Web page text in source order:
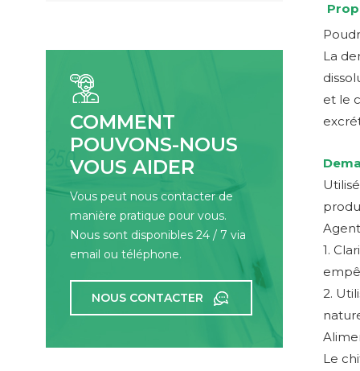
La
et le
1.
2.
Le
COMMENT
POUVONS-NOUS
VOUS AIDER
Vous peut nous contacter de
manière pratique pour vous.
Nous sont disponibles 24 / 7 via
email ou téléphone.
NOUS CONTACTER